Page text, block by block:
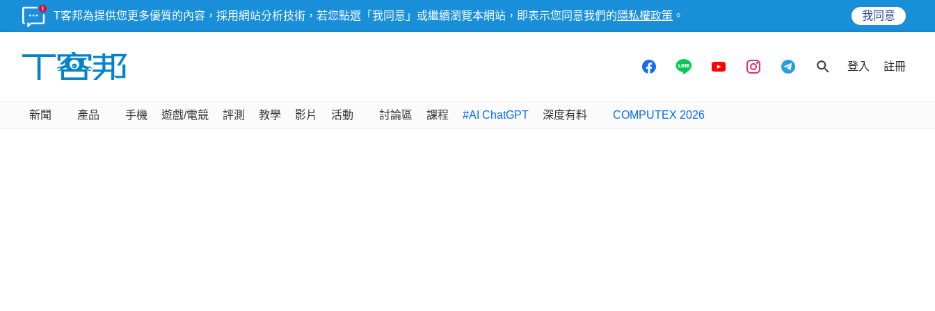
T客邦為提供您更多優質的內容，採用網站分析技術，若您點選「我同意」或繼續瀏覽本網站，即表示您同意我們的 隱私權政策 。 我同意
登入 註冊
新聞 產品 手機 遊戲/電競 評測 教學 影片 活動 討論區 課程 #AI ChatGPT 深度有料 COMPUTEX 2026